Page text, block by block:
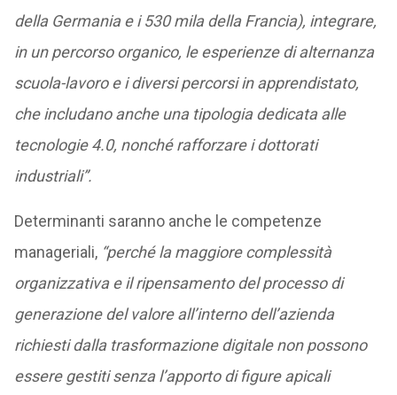
della Germania e i 530 mila della Francia), integrare,
in un percorso organico, le esperienze di alternanza
scuola-lavoro e i diversi percorsi in apprendistato,
che includano anche una tipologia dedicata alle
tecnologie 4.0, nonché rafforzare i dottorati
industriali”.
Determinanti saranno anche le competenze
manageriali, “perché la maggiore complessità
organizzativa e il ripensamento del processo di
generazione del valore all’interno dell’azienda
richiesti dalla trasformazione digitale non possono
essere gestiti senza l’apporto di figure apicali